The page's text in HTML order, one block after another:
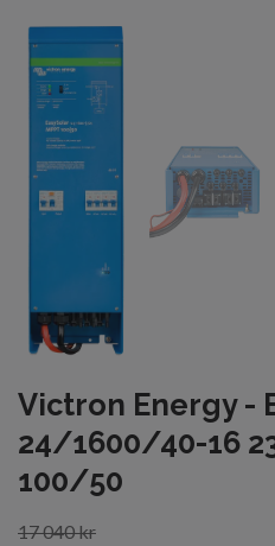
Victron Energy -
24/1600/40-16
100/50
17 040 kr